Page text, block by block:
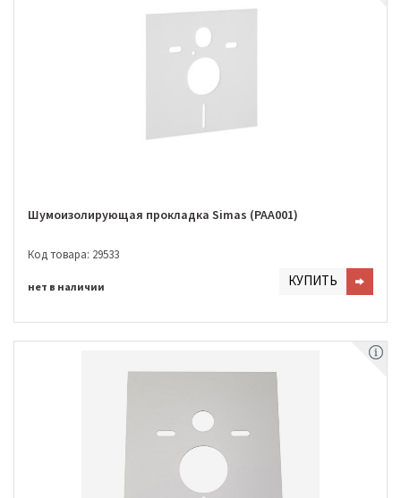
Шумоизолирующая прокладка Simas (PAA001)
Код товара: 29533
нет в наличии КУПИТЬ